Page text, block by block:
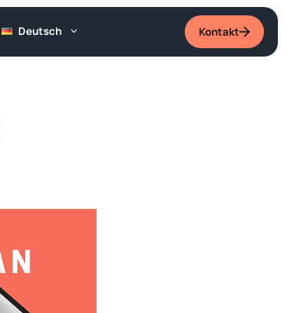
Deutsch Kontakt